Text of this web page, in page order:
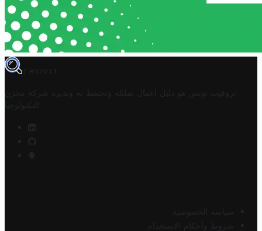
TROVIT
تروفيت تونس هو دليل أعمال تملكه وتحتفظ به وتديره
شركة مخزن
التكنولوجيا
سياسة الخصوصية
شروط وأحكام الاستخدام